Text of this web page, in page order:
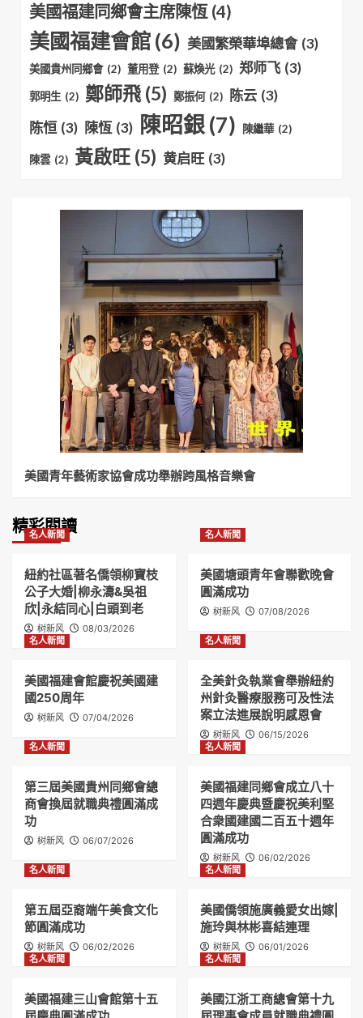
美國福建同鄉會主席陳恆 (4)
美國福建會館 (6) 美國繁榮華埠總會 (3)
美國貴州同鄉會 (2) 董用登 (2) 蘇煥光 (2) 郑师飞 (3)
郭明生 (2) 鄭師飛 (5) 鄭振何 (2) 陈云 (3)
陈恒 (3) 陳恆 (3) 陳昭銀(7) 陳繼華 (2)
陳雲 (2) 黃啟旺 (5) 黄启旺 (3)
美國青年藝術家協會成功舉辦跨風格音樂會
精彩閱讀
名人新聞
紐約社區著名僑領柳寶枝
公子大婚|柳永濤&吳祖
欣|永結同心|白頭到老
树新风 08/03/2026
名人新聞
美國塘頭青年會聯歡晚會
圓滿成功
树新风 07/08/2026
名人新聞
美國福建會館慶祝美國建
國250周年
树新风 07/04/2026
名人新聞
全美針灸執業會舉辦紐約
州針灸醫療服務可及性法
案立法進展說明感恩會
树新风
06/15/2026
名人新聞
第三屆美國貴州同鄉會總
商會換屆就職典禮圓滿成
功
树新风 06/07/2026
名人新聞
美國福建同鄉會成立八十
四週年慶典暨慶祝美利堅
合衆國建國二百五十週年
圓滿成功
树新风
06/02/2026
名人新聞
第五屆亞裔端午美食文化
節圓滿成功
树新风 06/02/2026
名人新聞
美國僑領施廣義愛女出嫁|
施玲與林彬喜結連理
树新风
06/01/2026
名人新聞
美國福建三山會館第十五
名人新聞
美國江浙工商總會第十九